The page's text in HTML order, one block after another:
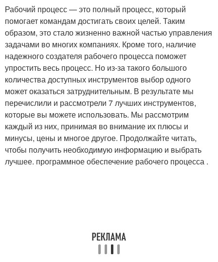
Рабочий процесс — это полный процесс, который
помогает командам достигать своих целей. Таким
образом, это стало жизненно важной частью управления
задачами во многих компаниях. Кроме того, наличие
надежного создателя рабочего процесса поможет
упростить весь процесс. Но из-за такого большого
количества доступных инструментов выбор одного
может оказаться затруднительным. В результате мы
перечислили и рассмотрели 7 лучших инструментов,
которые вы можете использовать. Мы рассмотрим
каждый из них, принимая во внимание их плюсы и
минусы, цены и многое другое. Продолжайте читать,
чтобы получить необходимую информацию и выбрать
лучшее. программное обеспечение рабочего процесса .